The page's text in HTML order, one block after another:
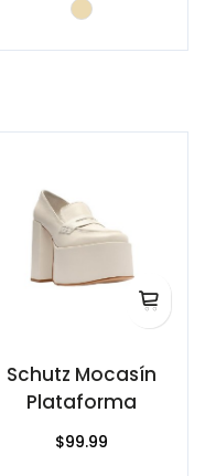
Schutz Mocasín
Plataforma
$99.99